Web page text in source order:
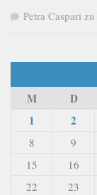
Petra Caspari zu
M D
1
2
8 9
15
16
22
23